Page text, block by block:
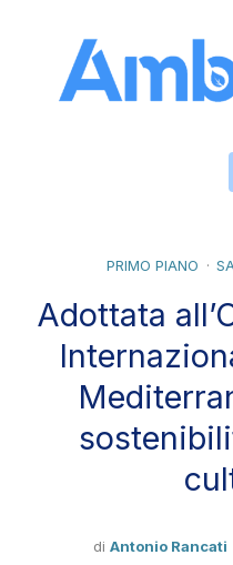
PRIMO PIANO
Adottata
di Antonio Rancati